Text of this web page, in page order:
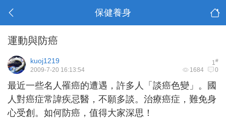
保健養身
運動與防癌
1#
kuoj1219
1684 0
2009-7-20 16:13:54
最近一些名人罹癌的遭遇，許多人「談癌色變」。國
人對癌症常諱疾忌醫，不願多談。治療癌症，難免身
心受創。如何防癌，值得大家深思！